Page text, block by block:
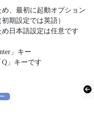
、最初に起動オプション
期設定では英語）
日本語設定は任意です
」キー
」キーです